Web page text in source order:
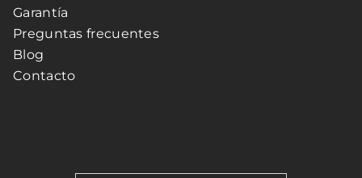
Garantía
Preguntas frecuentes
Blog
Contacto